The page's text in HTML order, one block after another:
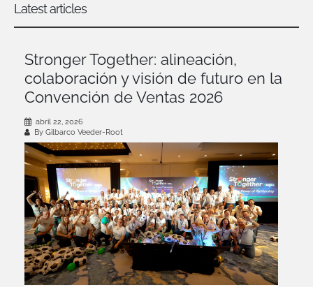
Latest articles
Stronger Together: alineación,
colaboración y visión de futuro en la
Convención de Ventas 2026
abril 22, 2026
By Gilbarco Veeder-Root